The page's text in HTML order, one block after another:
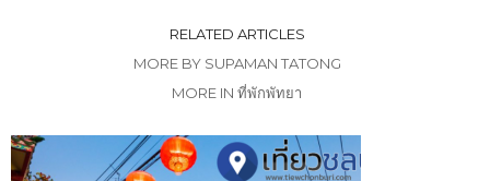
RELATED ARTICLES
MORE BY SUPAMAN TATONG
MORE IN ที่พักพัทยา